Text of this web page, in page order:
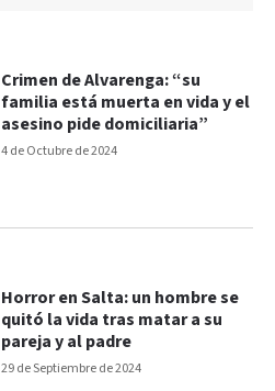
4 de Octubre de 2024
Crimen de Alvarenga: “su
familia está muerta en vida y el
asesino pide domiciliaria”
29 de Septiembre de 2024
Horror en Salta: un hombre se
quitó la vida tras matar a su
pareja y al padre